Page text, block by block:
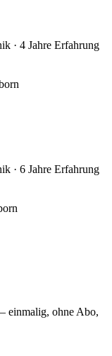
· 4 Jahre Erfahrung
· 6 Jahre Erfahrung
einmalig, ohne Abo,